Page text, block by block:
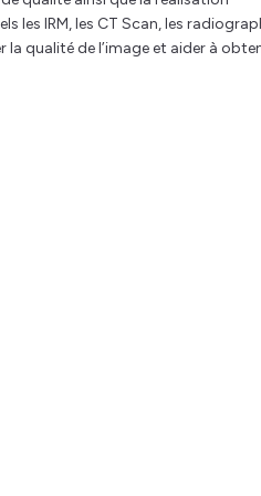
les IRM, les CT Scan, les
qualité de l’image et aider à